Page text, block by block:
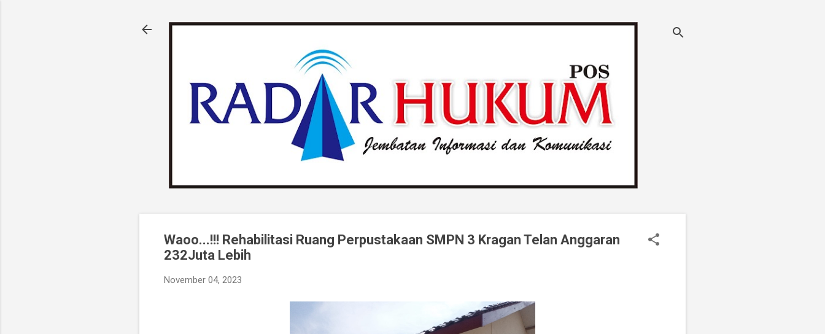
Waoo...!!! Rehabilitasi Ruang Perpustakaan SMPN 3 Kragan Telan Anggaran
232Juta Lebih
November 04, 2023